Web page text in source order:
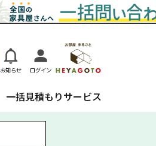
お知らせ ログイン
一括見積もりサービス